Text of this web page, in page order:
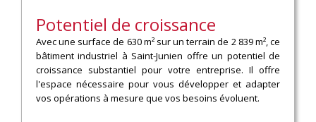
Potentiel de croissance
Avec une surface de 630 m² sur un terrain de 2 839 m², ce
bâtiment industriel à Saint-Junien offre un potentiel de
croissance substantiel pour votre entreprise. Il offre
l'espace nécessaire pour vous développer et adapter
vos opérations à mesure que vos besoins évoluent.